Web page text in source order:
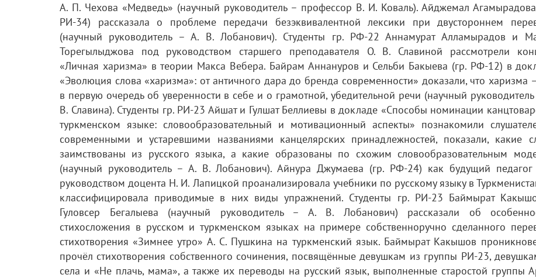
А. П. Чехова «Медведь» (научный руководитель – профессор В. И. Коваль). Айджемал
РИ-34) рассказала о проблеме передачи безэквивалентной лексики при двустороннем
(научный руководитель – А. В. Лобанович). Студенты гр. РФ-22 Аннамурат Алламырадов и
Торегылыджова под руководством старшего преподавателя О. В. Славиной рассмотрели
«Личная харизма» в теории Макса Вебера. Байрам Аннануров и Сельби Бакыева (гр. РФ-12) в
«Эволюция слова «харизма»: от античного дара до бренда современности» доказали, что харизма
в первую очередь об уверенности в себе и о грамотной, убедительной речи (научный
В. Славина). Студенты гр. РИ-23 Айшат и Гулшат Беллиевы в докладе «Способы номинации
туркменском языке: словообразовательный и мотивационный аспекты» познакомили
современными и устаревшими названиями канцелярских принадлежностей, показали, какие
заимствованы из русского языка, а какие образованы по схожим словообразовательным
(научный руководитель – А. В. Лобанович). Айнура Джумаева (гр. РФ-24) как будущий
руководством доцента Н. И. Лапицкой проанализировала учебники по русскому языку в
классифицировала приводимые в них виды упражнений. Студенты гр. РИ-23 Баймырат
Гуловсер Бегалыева (научный руководитель – А. В. Лобанович) рассказали об
стихосложения в русском и туркменском языках на примере собственноручно сделанного
стихотворения «Зимнее утро» А. С. Пушкина на туркменский язык. Баймырат Какышов
прочёл стихотворения собственного сочинения, посвящённые девушкам из группы РИ-23,
села и «Не плачь, мама», а также их переводы на русский язык, выполненные старостой группы